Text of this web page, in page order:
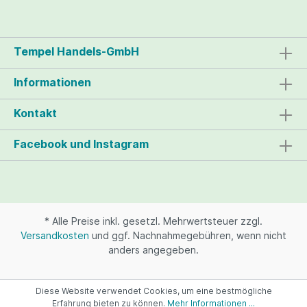
Handhabung! Ohne Matten oder
Schrauben: Spart Zeit für mehr Effizienz
Rucksack. blaue Farbe: Optimaler Kontrast
zur Goldfarbe. Im Lieferumfang enthalten
XP Goldwaschrinne VS1
Tempel Handels-GmbH
Informationen
Kontakt
Facebook und Instagram
* Alle Preise inkl. gesetzl. Mehrwertsteuer zzgl.
Versandkosten und ggf. Nachnahmegebühren, wenn nicht
anders angegeben.
Diese Website verwendet Cookies, um eine bestmögliche
Erfahrung bieten zu können. Mehr Informationen ...